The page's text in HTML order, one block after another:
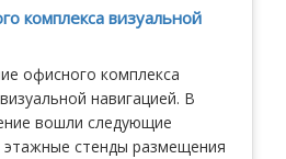
комплекса визуальной
офисного комплекса
навигацией. В
вошли следующие
этажные стенды размещения